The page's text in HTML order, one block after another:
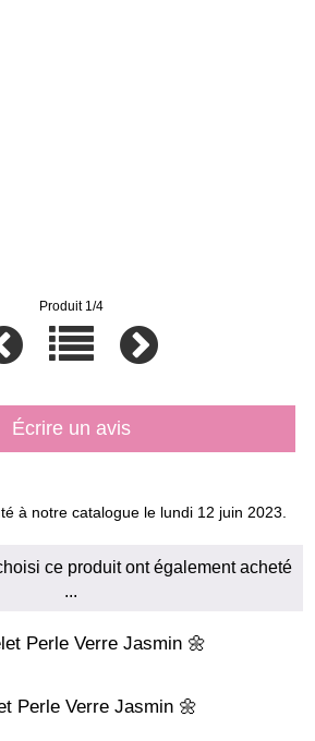
Produit 1/4
Écrire un avis
à notre catalogue le lundi 12 juin 2023.
ce produit ont également acheté
Perle Verre Jasmin 🌼